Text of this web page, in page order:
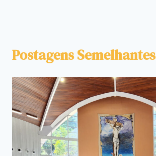
Postagens Semelhantes